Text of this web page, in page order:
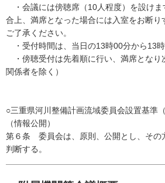
・会議には傍聴席（10人程度）を設けま
合上、満席となった場合には入室をお断
ご了承ください。
・受付時間は、当日の13時00分から13時
・傍聴受付は先着順に行い、満席となり
関係者を除く）
○三重県河川整備計画流域委員会設置基準（
（情報公開）
第６条 委員会は、原則、公開とし、その
判断する。